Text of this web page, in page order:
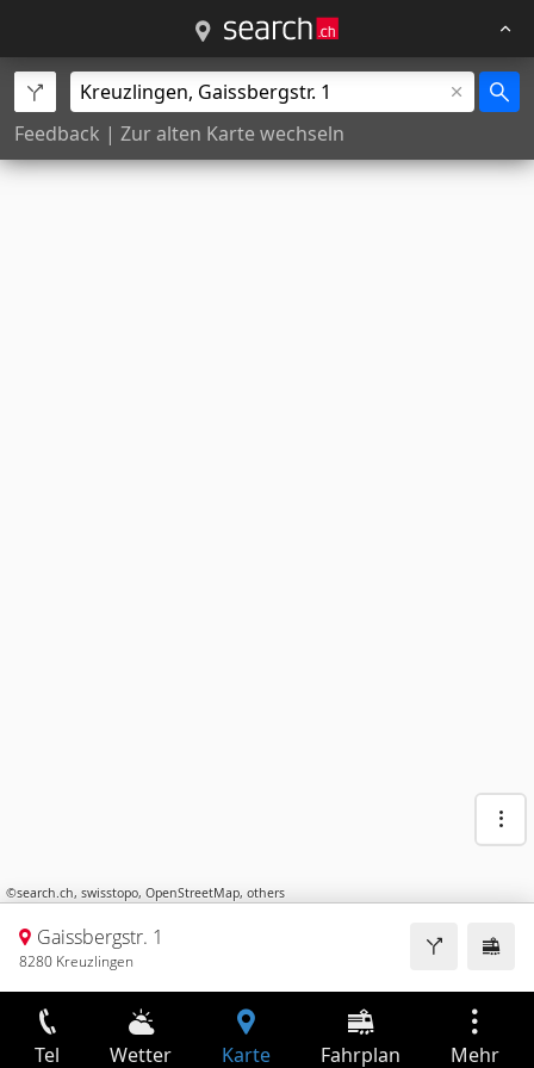
Feedback | Zur alten Karte wechseln
©search.ch, swisstopo, OpenStreetMap, others
Gaissbergstr. 1
8280 Kreuzlingen
Tel Wetter Karte Fahrplan Mehr